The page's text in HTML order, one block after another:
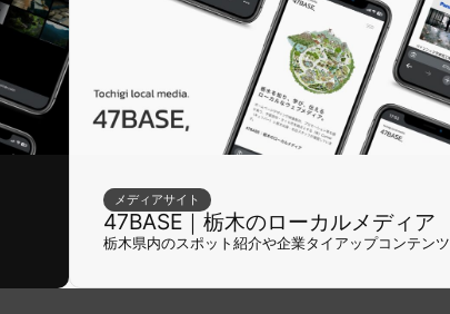
メディアサイト
47BASE｜栃木のローカルメディア
栃木県内のスポット紹介や企業タイアップコンテンツ